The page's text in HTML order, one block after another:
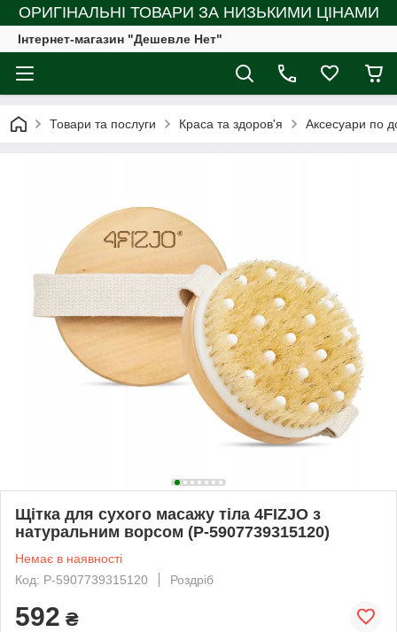
ОРИГІНАЛЬНІ ТОВАРИ ЗА НИЗЬКИМИ ЦІНАМИ
Інтернет-магазин "Дешевле Нет"
Товари та послуги Краса та здоров'я Аксесуари по
Щітка для сухого масажу тіла 4FIZJO з
натуральним ворсом (P-5907739315120)
Немає в наявності
Код: P-5907739315120
Роздріб
592 ₴